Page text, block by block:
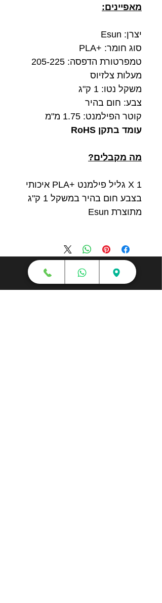
מאפיינים:
יצרן: Esun
סוג חומר: +PLA
טמפרטורת הדפסה: 205-225
מעלות צלזיוס
משקל נטו: 1 ק"ג
צבע: חום בהיר
קוטר הפילמנט: 1.75 מ"מ
עומד בתקן RoHS
מה מקבלים?
1 X גליל פילמנט +PLA איכותי
בצבע חום בהיר במשקל 1 ק"ג
מתוצרת Esun
חנות